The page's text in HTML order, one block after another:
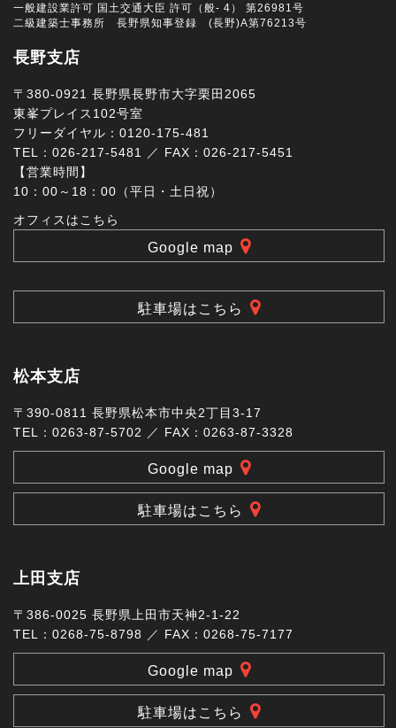
一般建設業許可 国土交通大臣 許可（般- 4） 第26981号
二級建築士事務所 長野県知事登録 (長野)A第76213号
長野支店
〒380-0921 長野県長野市大字栗田2065
東峯プレイス102号室
フリーダイヤル：0120-175-481
TEL：026-217-5481 ／ FAX：026-217-5451
【営業時間】
10：00～18：00（平日・土日祝）
オフィスはこちら
Google map
駐車場はこちら
松本支店
〒390-0811 長野県松本市中央2丁目3-17
TEL：0263-87-5702 ／ FAX：0263-87-3328
Google map
駐車場はこちら
上田支店
〒386-0025 長野県上田市天神2-1-22
TEL：0268-75-8798 ／ FAX：0268-75-7177
Google map
駐車場はこちら